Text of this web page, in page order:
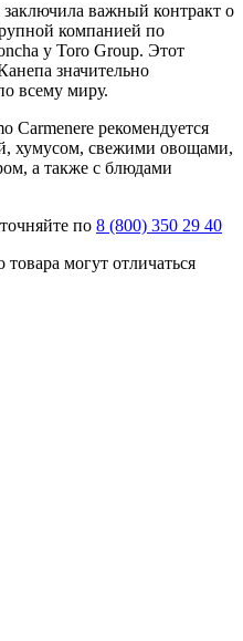
важный контракт о
компанией по
y Toro Group. Этот
значительно
всему миру.
Carmenere рекомендуется
хумусом, свежими овощами,
а также с блюдами
по 8 (800) 350 29 40
могут отличаться